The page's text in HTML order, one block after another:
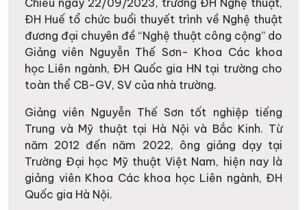
ĐH Huế tổ chức buổi thuyết trình về Nghệ thuật
đương đại chuyên đề “Nghệ thuật công cộng” do
Giảng viên Nguyễn Thế Sơn- Khoa Các khoa
học Liên ngành, ĐH Quốc gia HN tại trường cho
toàn thể CB-GV, SV của nhà trường.
Giảng viên Nguyễn Thế Sơn tốt nghiệp tiếng
Trung và Mỹ thuật tại Hà Nội và Bắc Kinh. Từ
năm 2012 đến năm 2022, ông giảng dạy tại
Trường Đại học Mỹ thuật Việt Nam, hiện nay là
giảng viên Khoa Các khoa học Liên ngành, ĐH
Quốc gia Hà Nội.